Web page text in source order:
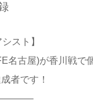
スト】
名古屋)が香川戦で
者です！